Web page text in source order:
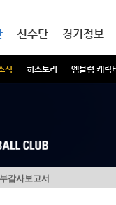
식 히스토리 엠블럼 캐릭
선수단 경기정보
감사보고서